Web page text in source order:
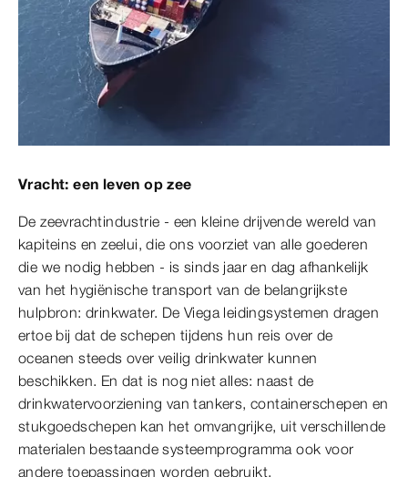
Vracht: een leven op zee
De zeevrachtindustrie - een kleine drijvende wereld van
kapiteins en zeelui, die ons voorziet van alle goederen
die we nodig hebben - is sinds jaar en dag afhankelijk
van het hygiënische transport van de belangrijkste
hulpbron: drinkwater. De Viega leidingsystemen dragen
ertoe bij dat de schepen tijdens hun reis over de
oceanen steeds over veilig drinkwater kunnen
beschikken. En dat is nog niet alles: naast de
drinkwatervoorziening van tankers, containerschepen en
stukgoedschepen kan het omvangrijke, uit verschillende
materialen bestaande systeemprogramma ook voor
andere toepassingen worden gebruikt.